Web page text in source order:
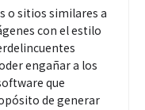
o sitios similares a
con el estilo
engañar a los
que
de generar